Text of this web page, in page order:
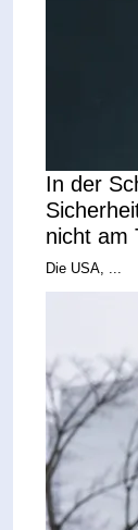
In der
nicht am
Die USA, ...